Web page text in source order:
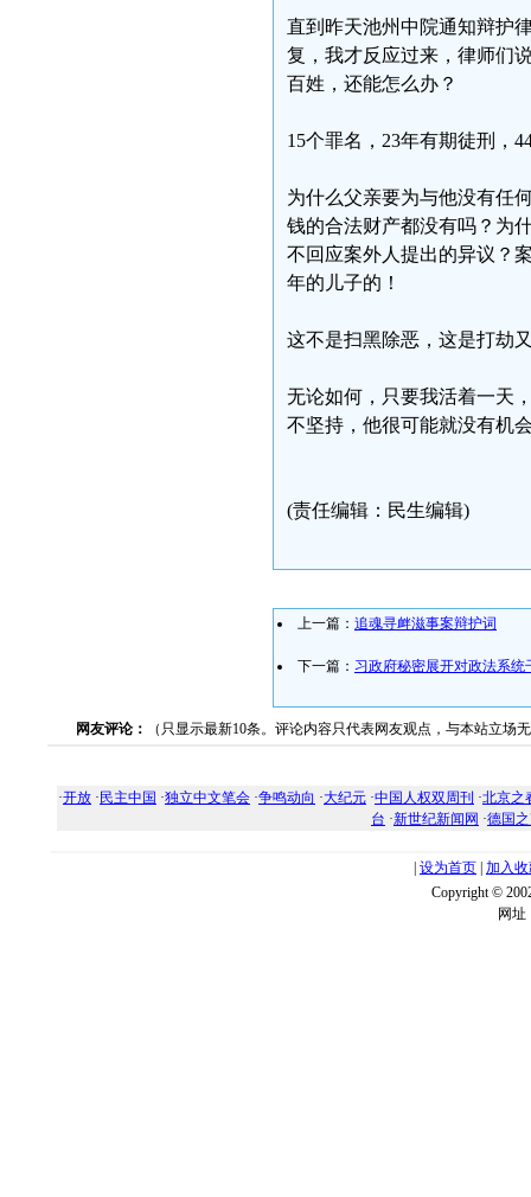
直到昨天池州中院通知辩护
复，我才反应过来，律师们
百姓，还能怎么办？
15个罪名，23年有期徒刑，
为什么父亲要为与他没有任
钱的合法财产都没有吗？为
不回应案外人提出的异议？
年的儿子的！
这不是扫黑除恶，这是打劫
无论如何，只要我活着一天
不坚持，他很可能就没有机
(责任编辑：民生编辑)
上一篇： 追魂寻衅滋事案辩护词
下一篇： 习政府秘密展开对政法系统
网友评论： （只显示最新10条。评论内容只代表网友观点，与本站立场
·开放 · 民主中国 ·独立中文笔会 ·争鸣动向 ·大纪元 ·中国人权双周刊 ·北京之
台 ·新世纪新闻网 ·德国
设为首页 加入
Copyright ©
网址